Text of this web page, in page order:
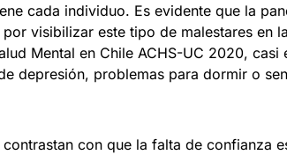
cada individuo. Es evidente que la
visibilizar este tipo de malestares en
Mental en Chile ACHS-UC 2020,
depresión, problemas para dormir o
contrastan con que la falta de confianza